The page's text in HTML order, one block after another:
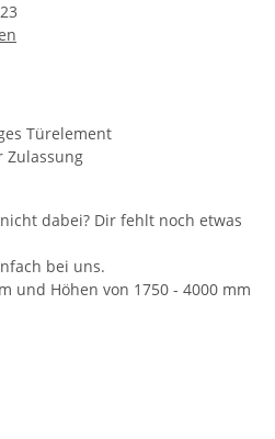
Türelement
Zulassung
dabei? Dir fehlt noch etwas
bei uns.
und Höhen von 1750 - 4000 mm